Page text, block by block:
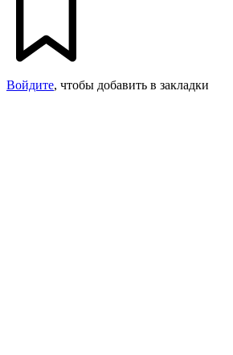
Войдите, чтобы добавить в закладки